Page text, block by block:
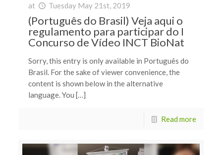
at Tuesday May 21st, 2019
(Português do Brasil) Veja aqui o
regulamento para participar do I
Concurso de Vídeo INCT BioNat
Sorry, this entry is only available in Português do
Brasil. For the sake of viewer convenience, the
content is shown below in the alternative
language. You […]
Read more